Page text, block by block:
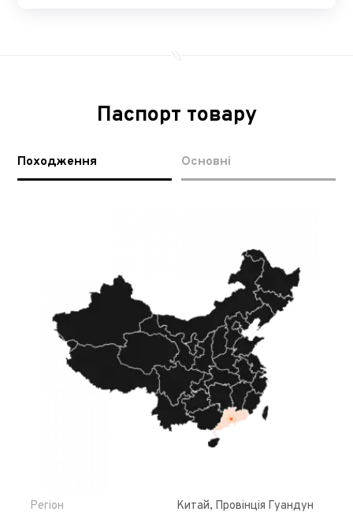
Паспорт товару
Походження Основні
Регіон Китай, Провінція Гуандун